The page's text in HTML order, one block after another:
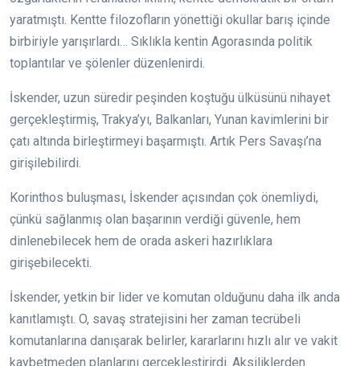
yaratmıştı. Kentte filozofların yönettiği okullar barış içinde
birbiriyle yarışırlardı… Sıklıkla kentin Agorasında politik
toplantılar ve şölenler düzenlenirdi.
İskender, uzun süredir peşinden koştuğu ülküsünü nihayet
gerçekleştirmiş, Trakya’yı, Balkanları, Yunan kavimlerini bir
çatı altında birleştirmeyi başarmıştı. Artık Pers Savaşı’na
girişilebilirdi.
Korinthos buluşması, İskender açısından çok önemliydi,
çünkü sağlanmış olan başarının verdiği güvenle, hem
dinlenebilecek hem de orada askeri hazırlıklara
girişebilecekti.
İskender, yetkin bir lider ve komutan olduğunu daha ilk anda
kanıtlamıştı. O, savaş stratejisini her zaman tecrübeli
komutanlarına danışarak belirler, kararlarını hızlı alır ve vakit
kaybetmeden planlarını gerçekleştirirdi. Aksiliklerden